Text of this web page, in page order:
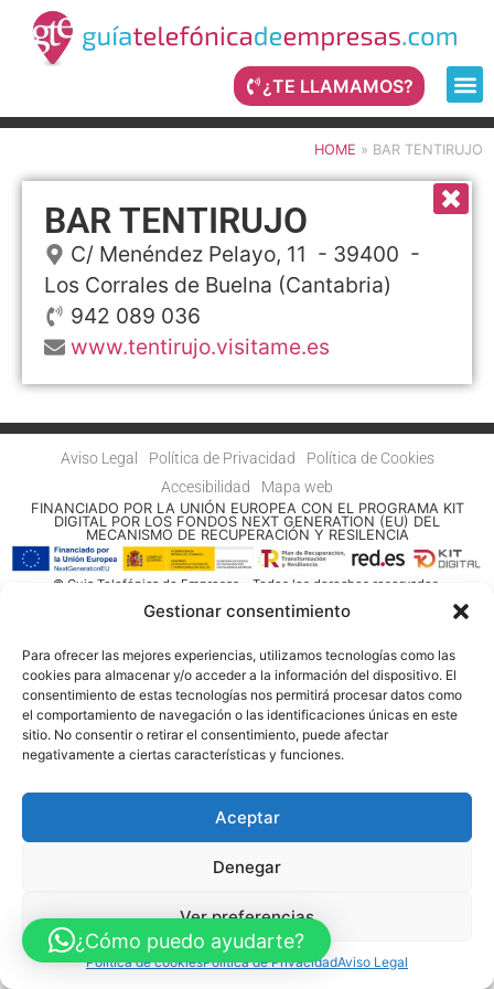
Gestionar consentimiento
Para ofrecer las mejores experiencias, utilizamos tecnologías como las
cookies para almacenar y/o acceder a la información del dispositivo. El
consentimiento de estas tecnologías nos permitirá procesar datos como
el comportamiento de navegación o las identificaciones únicas en este
sitio. No consentir o retirar el consentimiento, puede afectar
negativamente a ciertas características y funciones.
Aceptar
Denegar
Ver preferencias
Política de cookiesPolítica de PrivacidadAviso Legal
¿TE LLAMAMOS?
HOME » BAR TENTIRUJO
BAR TENTIRUJO
C/ Menéndez Pelayo, 11 - 39400 -
Los Corrales de Buelna (Cantabria)
942 089 036
www.tentirujo.visitame.es
Aviso Legal Política de Privacidad
Política de Cookies
Accesibilidad
Mapa web
FINANCIADO POR LA UNIÓN EUROPEA CON EL PROGRAMA KIT
DIGITAL POR LOS FONDOS NEXT GENERATION (EU) DEL
MECANISMO DE RECUPERACIÓN Y RESILENCIA
© Guia Telefónica de Empresas – Todos los derechos reservados.
¿Cómo puedo ayudarte?